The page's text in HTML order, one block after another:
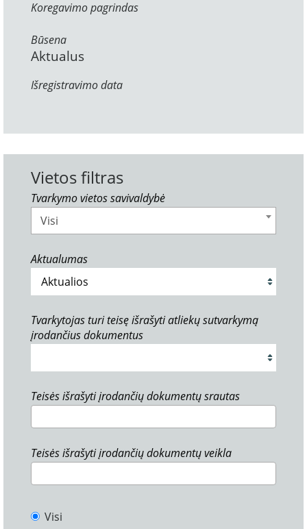
Koregavimo pagrindas
Būsena
Aktualus
Išregistravimo data
Vietos filtras
Tvarkymo vietos savivaldybė
Visi
Aktualumas
Tvarkytojas turi teisę išrašyti atliekų sutvarkymą
įrodančius dokumentus
Teisės išrašyti įrodančių dokumentų srautas
Teisės išrašyti įrodančių dokumentų veikla
Visi